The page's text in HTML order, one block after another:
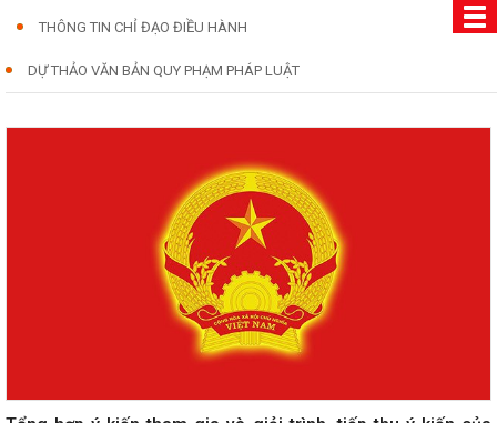
THÔNG TIN CHỈ ĐẠO ĐIỀU HÀNH
DỰ THẢO VĂN BẢN QUY PHẠM PHÁP LUẬT